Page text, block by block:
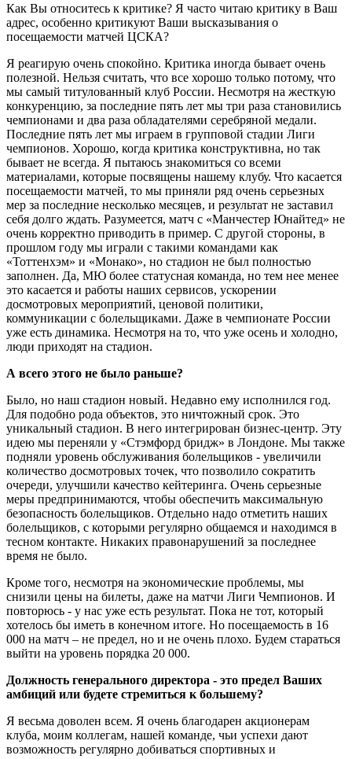
Как Вы относитесь к критике? Я часто читаю критику в Ваш
адрес, особенно критикуют Ваши высказывания о
посещаемости матчей ЦСКА?
Я реагирую очень спокойно. Критика иногда бывает очень
полезной. Нельзя считать, что все хорошо только потому, что
мы самый титулованный клуб России. Несмотря на жесткую
конкуренцию, за последние пять лет мы три раза становились
чемпионами и два раза обладателями серебряной медали.
Последние пять лет мы играем в групповой стадии Лиги
чемпионов. Хорошо, когда критика конструктивна, но так
бывает не всегда. Я пытаюсь знакомиться со всеми
материалами, которые посвящены нашему клубу. Что касается
посещаемости матчей, то мы приняли ряд очень серьезных
мер за последние несколько месяцев, и результат не заставил
себя долго ждать. Разумеется, матч с «Манчестер Юнайтед» не
очень корректно приводить в пример. С другой стороны, в
прошлом году мы играли с такими командами как
«Тоттенхэм» и «Монако», но стадион не был полностью
заполнен. Да, МЮ более статусная команда, но тем нее менее
это касается и работы наших сервисов, ускорении
досмотровых мероприятий, ценовой политики,
коммуникации с болельщиками. Даже в чемпионате России
уже есть динамика. Несмотря на то, что уже осень и холодно,
люди приходят на стадион.
А всего этого не было раньше?
Было, но наш стадион новый. Недавно ему исполнился год.
Для подобно рода объектов, это ничтожный срок. Это
уникальный стадион. В него интегрирован бизнес-центр. Эту
идею мы переняли у «Стэмфорд бридж» в Лондоне. Мы также
подняли уровень обслуживания болельщиков - увеличили
количество досмотровых точек, что позволило сократить
очереди, улучшили качество кейтеринга. Очень серьезные
меры предпринимаются, чтобы обеспечить максимальную
безопасность болельщиков. Отдельно надо отметить наших
болельщиков, с которыми регулярно общаемся и находимся в
тесном контакте. Никаких правонарушений за последнее
время не было.
Кроме того, несмотря на экономические проблемы, мы
снизили цены на билеты, даже на матчи Лиги Чемпионов. И
повторюсь - у нас уже есть результат. Пока не тот, который
хотелось бы иметь в конечном итоге. Но посещаемость в 16
000 на матч – не предел, но и не очень плохо. Будем стараться
выйти на уровень порядка 20 000.
Должность генерального директора - это предел Ваших
амбиций или будете стремиться к большему?
Я весьма доволен всем. Я очень благодарен акционерам
клуба, моим коллегам, нашей команде, чьи успехи дают
возможность регулярно добиваться спортивных и